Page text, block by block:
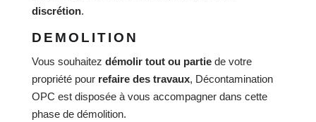
discrétion.
DEMOLITION
Vous souhaitez démolir tout ou partiede votre
propriété pour refaire des travaux, Décontamination
OPC est disposée à vous accompagner dans cette
phase de démolition.